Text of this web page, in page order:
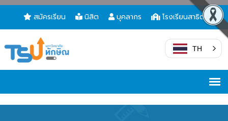
สมัครเรียน นิสิต บุคลากร โรงเรียนสาธิต
TH